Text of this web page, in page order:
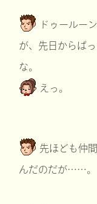
ドゥールー
が、先日からぱ
な。
えっ。
先ほども仲
んだのだが……。